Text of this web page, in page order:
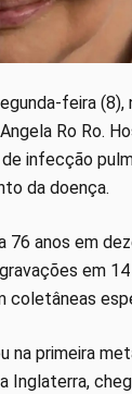
feira (8),
Ro Ro.
infecção
da doença.
76 anos em
em
coletâneas
na primeira
Inglaterra,